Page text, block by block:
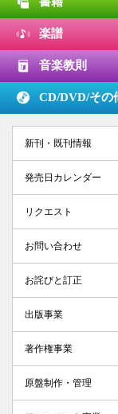
楽譜
音楽教則
CD/DVD/その
新刊・既刊情報
発売日カレンダー
リクエスト
お問い合わせ
お詫びと訂正
出版事業
著作権事業
原盤制作・管理